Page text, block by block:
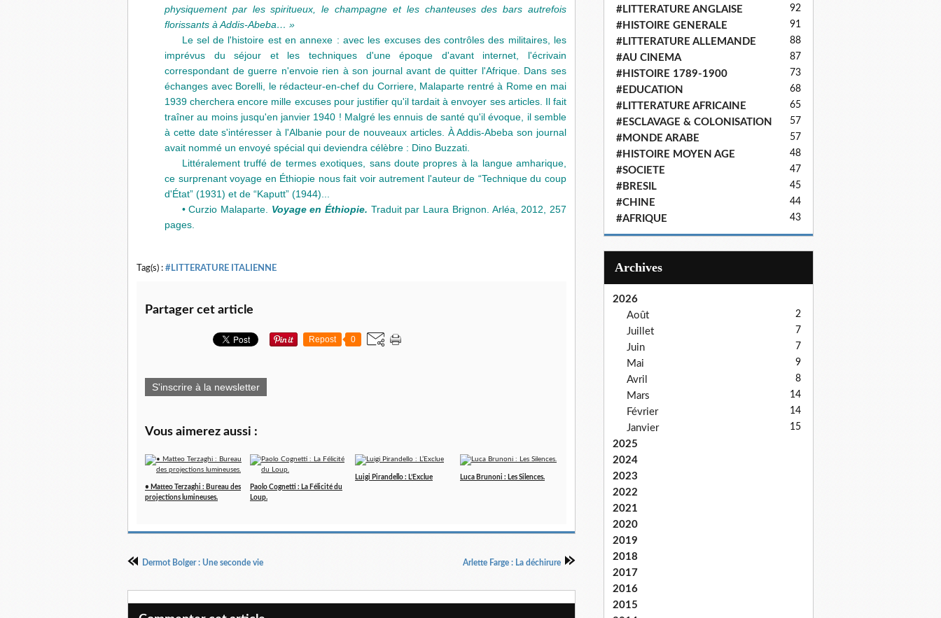
physiquement par les spiritueux, le champagne et les chanteuses des bars autrefois
florissants à Addis-Abeba… »
Le sel de l'histoire est en annexe : avec les excuses des contrôles des militaires, les
imprévus du séjour et les techniques d'une époque d'avant internet, l'écrivain
correspondant de guerre n'envoie rien à son journal avant de quitter l'Afrique. Dans ses
échanges avec Borelli, le rédacteur-en-chef du Corriere, Malaparte rentré à Rome en mai
1939 cherchera encore mille excuses pour justifier qu'il tardait à envoyer ses articles. Il fait
traîner au moins jusqu'en janvier 1940 ! Malgré les ennuis de santé qu'il évoque, il semble
à cette date s'intéresser à l'Albanie pour de nouveaux articles. À Addis-Abeba son journal
avait nommé un envoyé spécial qui deviendra célèbre : Dino Buzzati.
Littéralement truffé de termes exotiques, sans doute propres à la langue amharique,
ce surprenant voyage en Éthiopie nous fait voir autrement l'auteur de “Technique du coup
d'État” (1931) et de “Kaputt” (1944)...
• Curzio Malaparte. Voyage en Éthiopie. Traduit par Laura Brignon. Arléa, 2012, 257
pages.
Tag(s) : #LITTERATURE ITALIENNE
Partager cet article
Repost 0
S'inscrire à la newsletter
Vous aimerez aussi :
• Matteo Terzaghi : Bureau des
projections lumineuses.
Paolo Cognetti : La Félicité du
Loup.
Luigi Pirandello : L’Exclue Luca Brunoni : Les Silences.
Dermot Bolger : Une seconde vie Arlette Farge : La déchirure
#LITTERATURE ANGLAISE 92
#HISTOIRE GENERALE 91
#LITTERATURE ALLEMANDE 88
#AU CINEMA 87
#HISTOIRE 1789-1900 73
#EDUCATION 68
#LITTERATURE AFRICAINE 65
#ESCLAVAGE & COLONISATION 57
#MONDE ARABE 57
#HISTOIRE MOYEN AGE 48
#SOCIETE 47
#BRESIL 45
#CHINE 44
#AFRIQUE 43
Archives
2026
Août
2
Juillet 7
Juin 7
Mai 9
Avril 8
Mars 14
Février 14
Janvier 15
2025
2024
2023
2022
2021
2020
2019
2018
2017
2016
2015